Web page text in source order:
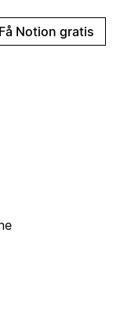
Få Notion gratis